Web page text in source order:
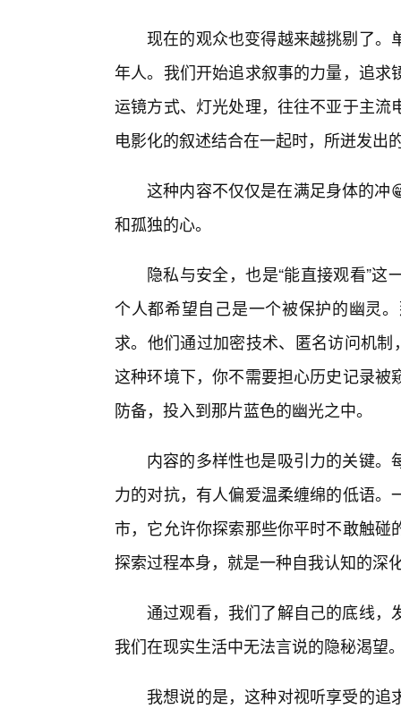
现在的观众也变得越来越挑剔了。
年人。我们开始追求叙事的力量，追
运镜方式、灯光处理，往往不亚于主
电影化的叙述结合在一起时，所迸发出
这种内容不仅仅是在满足身体的冲
和孤独的心。
隐私与安全，也是“能直接观看”
个人都希望自己是一个被保护的幽灵
求。他们通过加密技术、匿名访问机
这种环境下，你不需要担心历史记录
防备，投入到那片蓝色的幽光之中。
内容的多样性也是吸引力的关键
力的对抗，有人偏爱温柔缠绵的低语
市，它允许你探索那些你平时不敢触
探索过程本身，就是一种自我认知的深
通过观看，我们了解自己的底线，
我们在现实生活中无法言说的隐秘渴望
我想说的是，这种对视听享受的